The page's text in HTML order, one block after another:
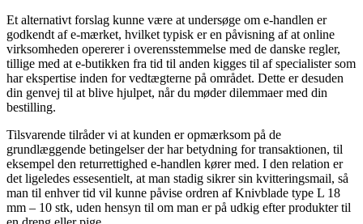
Et alternativt forslag kunne være at undersøge om e-handlen er
godkendt af e-mærket, hvilket typisk er en påvisning af at online
virksomheden opererer i overensstemmelse med de danske regler,
tillige med at e-butikken fra tid til anden kigges til af specialister som
har ekspertise inden for vedtægterne på området. Dette er desuden
din genvej til at blive hjulpet, når du møder dilemmaer med din
bestilling.
Tilsvarende tilråder vi at kunden er opmærksom på de
grundlæggende betingelser der har betydning for transaktionen, til
eksempel den returrettighed e-handlen kører med. I den relation er
det ligeledes essesentielt, at man stadig sikrer sin kvitteringsmail, så
man til enhver tid vil kunne påvise ordren af Knivblade type L 18
mm – 10 stk, uden hensyn til om man er på udkig efter produkter til